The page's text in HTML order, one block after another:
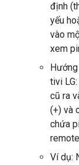
định
yếu
vào
xem
tivi
cũ ra
(+) và
chứa
Ví dụ: